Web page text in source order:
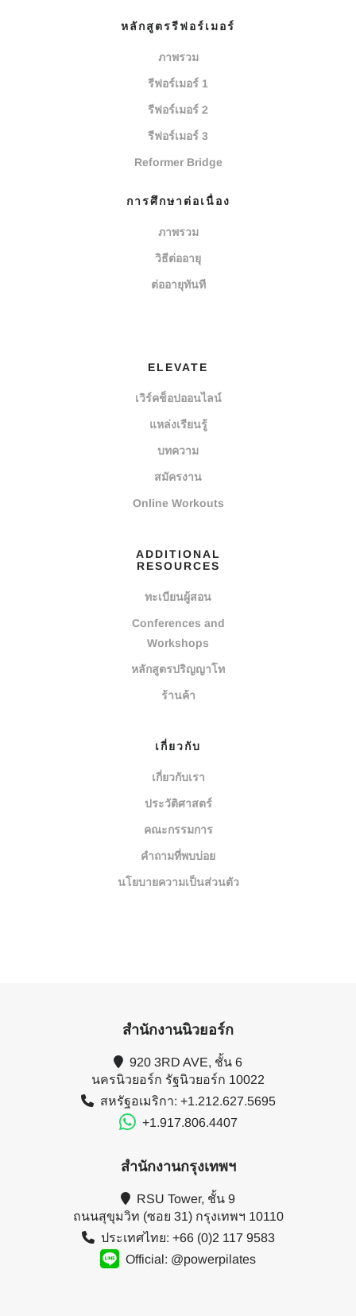
หลักสูตรรีฟอร์เมอร์
ภาพรวม
รีฟอร์เมอร์ 1
รีฟอร์เมอร์ 2
รีฟอร์เมอร์ 3
Reformer Bridge
การศึกษาต่อเนื่อง
ภาพรวม
วิธีต่ออายุ
ต่ออายุทันที
ELEVATE
เวิร์คช็อปออนไลน์
แหล่งเรียนรู้
บทความ
สมัครงาน
Online Workouts
ADDITIONAL
RESOURCES
ทะเบียนผู้สอน
Conferences and
Workshops
หลักสูตรปริญญาโท
ร้านค้า
เกี่ยวกับ
เกี่ยวกับเรา
ประวัติศาสตร์
คณะกรรมการ
คำถามที่พบบ่อย
นโยบายความเป็นส่วนตัว
สำนักงานนิวยอร์ก
920 3RD AVE, ชั้น 6
นครนิวยอร์ก รัฐนิวยอร์ก 10022
สหรัฐอเมริกา: +1.212.627.5695
+1.917.806.4407
สำนักงานกรุงเทพฯ
RSU Tower, ชั้น 9
ถนนสุขุมวิท (ซอย 31) กรุงเทพฯ 10110
ประเทศไทย: +66 (0)2 117 9583
Official: @powerpilates